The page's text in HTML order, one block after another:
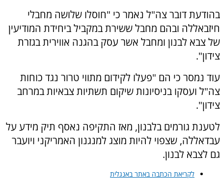
בהודעת דובר צה"ל נאמר כי "חוסלו שלושה מחבלי
חיזבאללה ובהם מחבל ששירת במקביל ביחידת המודיעין
של צבא לבנון ומחבל אשר עסק בהגנה אווירית בגזרת
צידון".
עוד נמסר כי הם "פעלו לקידום מתווי טרור נגד כוחות
צה"ל ועסקו בניסיונות שיקום תשתיות צבאיות במרחב
צידון".
לטענת גורמים בלבנון, מאז התקיפה נאסף תיק מידע על
עבדאללה, שצפוי להיות מוצג למנגנון האמריקני ויועבר
גם לצבא לבנון.
לקריאת הכתבה באתר באנגלית